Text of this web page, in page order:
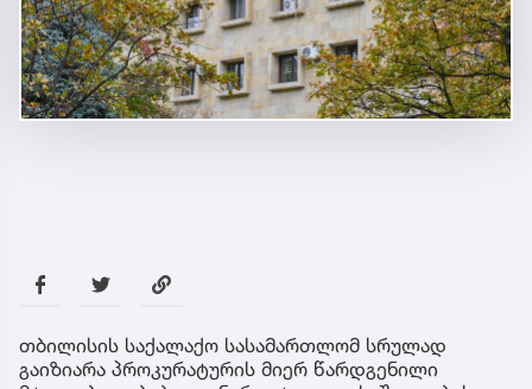
თბილისის საქალაქო სასამართლომ სრულად
გაიზიარა პროკურატურის მიერ წარდგენილი